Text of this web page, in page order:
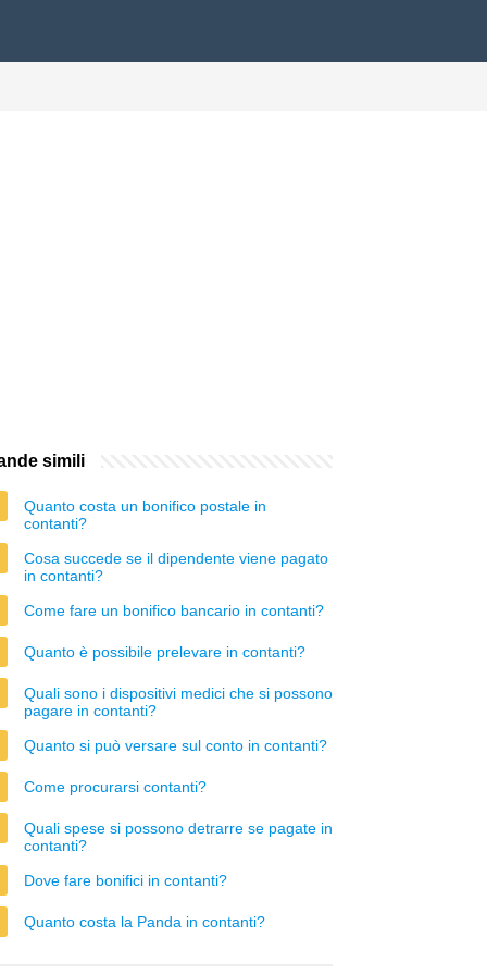
simili
Quanto costa un bonifico postale in
contanti?
Cosa succede se il dipendente viene pagato
in contanti?
Come fare un bonifico bancario in contanti?
Quanto è possibile prelevare in contanti?
Quali sono i dispositivi medici che si possono
pagare in contanti?
Quanto si può versare sul conto in contanti?
Come procurarsi contanti?
Quali spese si possono detrarre se pagate in
contanti?
Dove fare bonifici in contanti?
Quanto costa la Panda in contanti?